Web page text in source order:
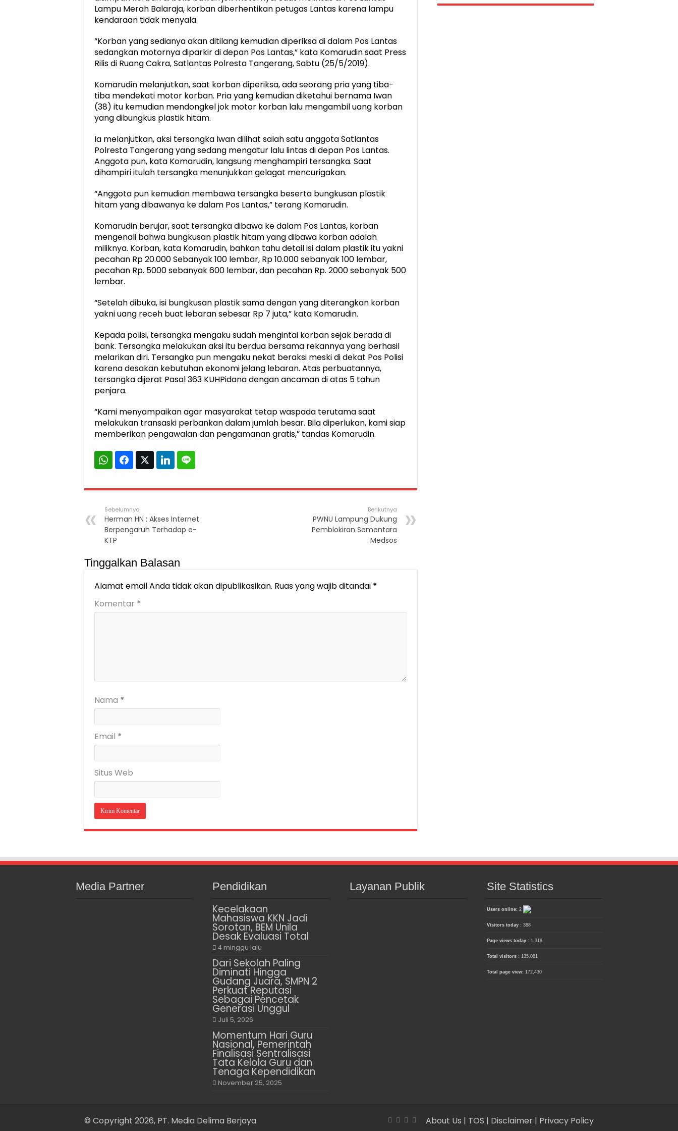
Lampu Merah Balaraja, korban diberhentikan petugas Lantas karena lampu
kendaraan tidak menyala.
“Korban yang sedianya akan ditilang kemudian diperiksa di dalam Pos Lantas
sedangkan motornya diparkir di depan Pos Lantas,” kata Komarudin saat Press
Rilis di Ruang Cakra, Satlantas Polresta Tangerang, Sabtu (25/5/2019).
Komarudin melanjutkan, saat korban diperiksa, ada seorang pria yang tiba-
tiba mendekati motor korban. Pria yang kemudian diketahui bernama Iwan
(38) itu kemudian mendongkel jok motor korban lalu mengambil uang korban
yang dibungkus plastik hitam.
Ia melanjutkan, aksi tersangka Iwan dilihat salah satu anggota Satlantas
Polresta Tangerang yang sedang mengatur lalu lintas di depan Pos Lantas.
Anggota pun, kata Komarudin, langsung menghampiri tersangka. Saat
dihampiri itulah tersangka menunjukkan gelagat mencurigakan.
“Anggota pun kemudian membawa tersangka beserta bungkusan plastik
hitam yang dibawanya ke dalam Pos Lantas,” terang Komarudin.
Komarudin berujar, saat tersangka dibawa ke dalam Pos Lantas, korban
mengenali bahwa bungkusan plastik hitam yang dibawa korban adalah
miliknya. Korban, kata Komarudin, bahkan tahu detail isi dalam plastik itu yakni
pecahan Rp 20.000 Sebanyak 100 lembar, Rp 10.000 sebanyak 100 lembar,
pecahan Rp. 5000 sebanyak 600 lembar, dan pecahan Rp. 2000 sebanyak 500
lembar.
“Setelah dibuka, isi bungkusan plastik sama dengan yang diterangkan korban
yakni uang receh buat lebaran sebesar Rp 7 juta,” kata Komarudin.
Kepada polisi, tersangka mengaku sudah mengintai korban sejak berada di
bank. Tersangka melakukan aksi itu berdua bersama rekannya yang berhasil
melarikan diri. Tersangka pun mengaku nekat beraksi meski di dekat Pos Polisi
karena desakan kebutuhan ekonomi jelang lebaran. Atas perbuatannya,
tersangka dijerat Pasal 363 KUHPidana dengan ancaman di atas 5 tahun
penjara.
“Kami menyampaikan agar masyarakat tetap waspada terutama saat
melakukan transaski perbankan dalam jumlah besar. Bila diperlukan, kami siap
memberikan pengawalan dan pengamanan gratis,” tandas Komarudin.
Sebelumnya
Herman HN : Akses Internet
Berpengaruh Terhadap e-
KTP
Berikutnya
PWNU Lampung Dukung
Pemblokiran Sementara
Medsos
Tinggalkan Balasan
Alamat email Anda tidak akan dipublikasikan. Ruas yang wajib ditandai *
Komentar *
Nama *
Email *
Situs Web
Media Partner Pendidikan
Kecelakaan
Mahasiswa KKN Jadi
Sorotan, BEM Unila
Desak Evaluasi Total
4 minggu lalu
Dari Sekolah Paling
Diminati Hingga
Gudang Juara, SMPN 2
Perkuat Reputasi
Sebagai Pencetak
Generasi Unggul
Juli 5, 2026
Momentum Hari Guru
Nasional, Pemerintah
Finalisasi Sentralisasi
Tata Kelola Guru dan
Tenaga Kependidikan
November 25, 2025
Layanan Publik Site Statistics
Users online: 2
Visitors today : 388
Page views today : 1,318
Total visitors : 135,081
Total page view: 172,430
About Us | TOS | Disclaimer | Privacy Policy
© Copyright 2026, PT. Media Delima Berjaya